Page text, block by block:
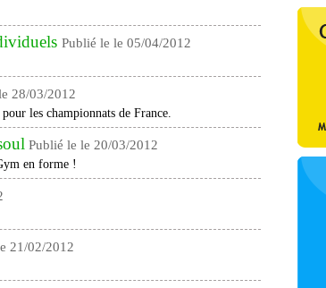
Publié le le 05/04/2012
28/03/2012
les championnats de France.
Publié le le 20/03/2012
en forme !
21/02/2012